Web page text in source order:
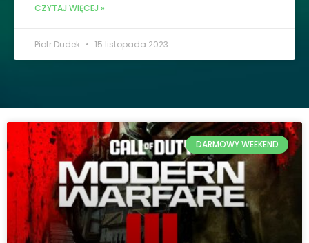
CZYTAJ WIĘCEJ »
Piotr Dudek 15 listopada 2023
DARMOWY WEEKEND